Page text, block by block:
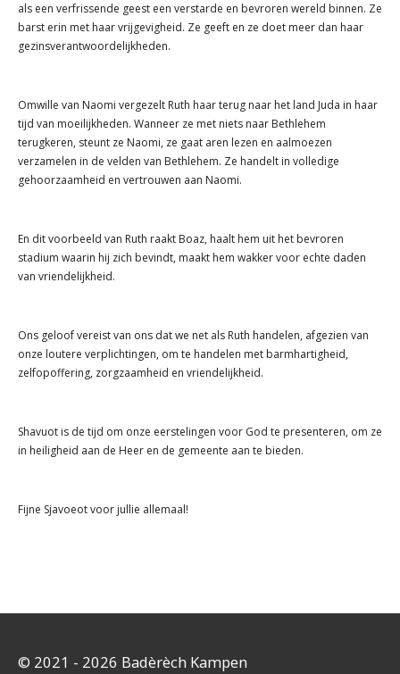
als een verfrissende geest een verstarde en bevroren wereld binnen. Ze
barst erin met haar vrijgevigheid. Ze geeft en ze doet meer dan haar
gezinsverantwoordelijkheden.
Omwille van Naomi vergezelt Ruth haar terug naar het land Juda in haar
tijd van moeilijkheden. Wanneer ze met niets naar Bethlehem
terugkeren, steunt ze Naomi, ze gaat aren lezen en aalmoezen
verzamelen in de velden van Bethlehem. Ze handelt in volledige
gehoorzaamheid en vertrouwen aan Naomi.
En dit voorbeeld van Ruth raakt Boaz, haalt hem uit het bevroren
stadium waarin hij zich bevindt, maakt hem wakker voor echte daden
van vriendelijkheid.
Ons geloof vereist van ons dat we net als Ruth handelen, afgezien van
onze loutere verplichtingen, om te handelen met barmhartigheid,
zelfopoffering, zorgzaamheid en vriendelijkheid.
Shavuot is de tijd om onze eerstelingen voor God te presenteren, om ze
in heiligheid aan de Heer en de gemeente aan te bieden.
Fijne Sjavoeot voor jullie allemaal!
© 2021 - 2026 Badèrèch Kampen